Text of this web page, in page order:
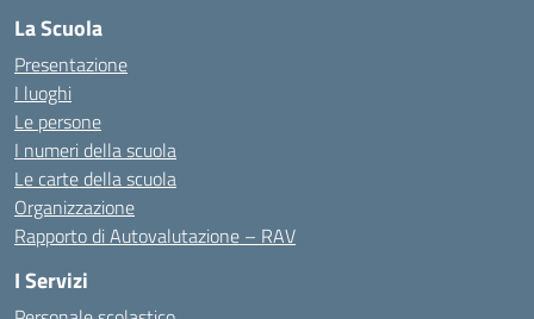
La Scuola
Presentazione
I luoghi
Le persone
I numeri della scuola
Le carte della scuola
Organizzazione
Rapporto di Autovalutazione – RAV
I Servizi